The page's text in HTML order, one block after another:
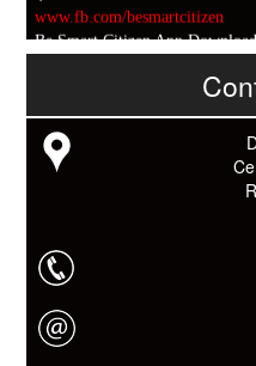
www.fb.com/besmartcitizen
Be Smart Citizen App
https://goo.gl/fhmp6D
Download कारों ओर जानो Smart